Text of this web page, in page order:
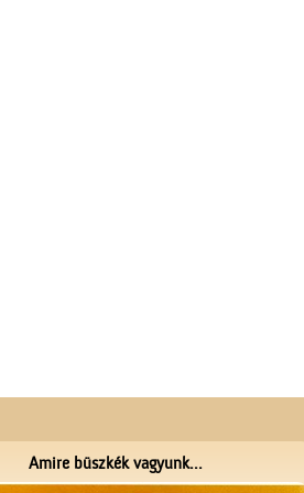
Amire büszkék vagyunk...